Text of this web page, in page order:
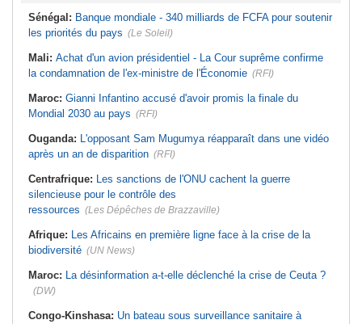
Sénégal: Banque mondiale - 340 milliards de FCFA pour soutenir
les priorités du pays (Le Soleil)
Mali: Achat d'un avion présidentiel - La Cour suprême confirme
la condamnation de l'ex-ministre de l'Économie (RFI)
Maroc: Gianni Infantino accusé d'avoir promis la finale du
Mondial 2030 au pays (RFI)
Ouganda: L'opposant Sam Mugumya réapparaît dans une vidéo
après un an de disparition (RFI)
Centrafrique: Les sanctions de l'ONU cachent la guerre
silencieuse pour le contrôle des
ressources (Les Dépêches de Brazzaville)
Afrique: Les Africains en première ligne face à la crise de la
biodiversité (UN News)
Maroc: La désinformation a-t-elle déclenché la crise de Ceuta ?
(DW)
Congo-Kinshasa: Un bateau sous surveillance sanitaire à